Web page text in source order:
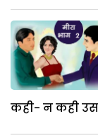
कही- न कही